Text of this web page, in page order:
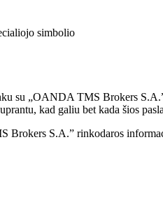
simbolio
su „OANDA TMS Brokers
kad galiu bet kada šios
S.A.” rinkodaros